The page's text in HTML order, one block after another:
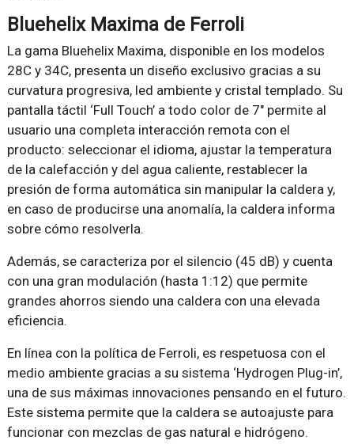
Bluehelix Maxima de Ferroli
La gama Bluehelix Maxima, disponible en los modelos
28C y 34C, presenta un diseño exclusivo gracias a su
curvatura progresiva, led ambiente y cristal templado. Su
pantalla táctil ‘Full Touch’ a todo color de 7″ permite al
usuario una completa interacción remota con el
producto: seleccionar el idioma, ajustar la temperatura
de la calefacción y del agua caliente, restablecer la
presión de forma automática sin manipular la caldera y,
en caso de producirse una anomalía, la caldera informa
sobre cómo resolverla.
Además, se caracteriza por el silencio (45 dB) y cuenta
con una gran modulación (hasta 1:12) que permite
grandes ahorros siendo una caldera con una elevada
eficiencia.
En línea con la política de Ferroli, es respetuosa con el
medio ambiente gracias a su sistema ‘Hydrogen Plug-in’,
una de sus máximas innovaciones pensando en el futuro.
Este sistema permite que la caldera se autoajuste para
funcionar con mezclas de gas natural e hidrógeno.